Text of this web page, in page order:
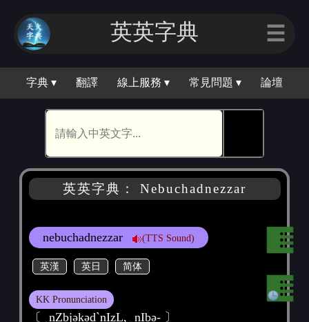
英英字典 ☰
字典 ▾ 翻譯 線上服務 ▾ 常見問題 ▾ 論壇
英英字典： Nebuchadnezzar
nebuchadnezzar (TTS Sound)
英漢 英日 简体
KK Pronunciation
〔 ˏnZbjәkәd`nIzL, ˏnIbә- 〕